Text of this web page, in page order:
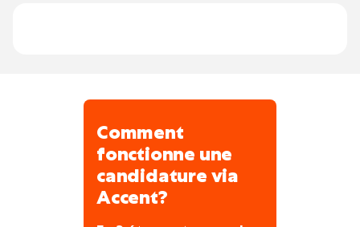
réalisations
Comment
fonctionne une
candidature via
Accent?